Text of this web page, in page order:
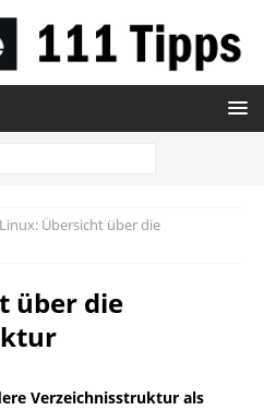
Linux: Übersicht über die
über die
Verzeichnisstruktur als